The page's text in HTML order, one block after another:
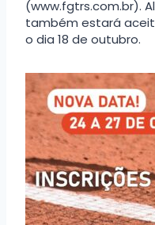
(www.fgtrs.com.br).
também estará
o dia 18 de outubro.